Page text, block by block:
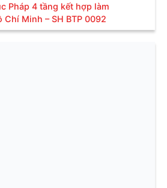
Pháp 4 tầng kết hợp làm
Minh – SH BTP 0092